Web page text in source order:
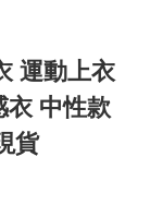
運動上衣
中性款
貨